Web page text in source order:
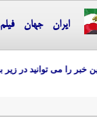
ایران جهان فیلم
می توانید در زیر ببینید